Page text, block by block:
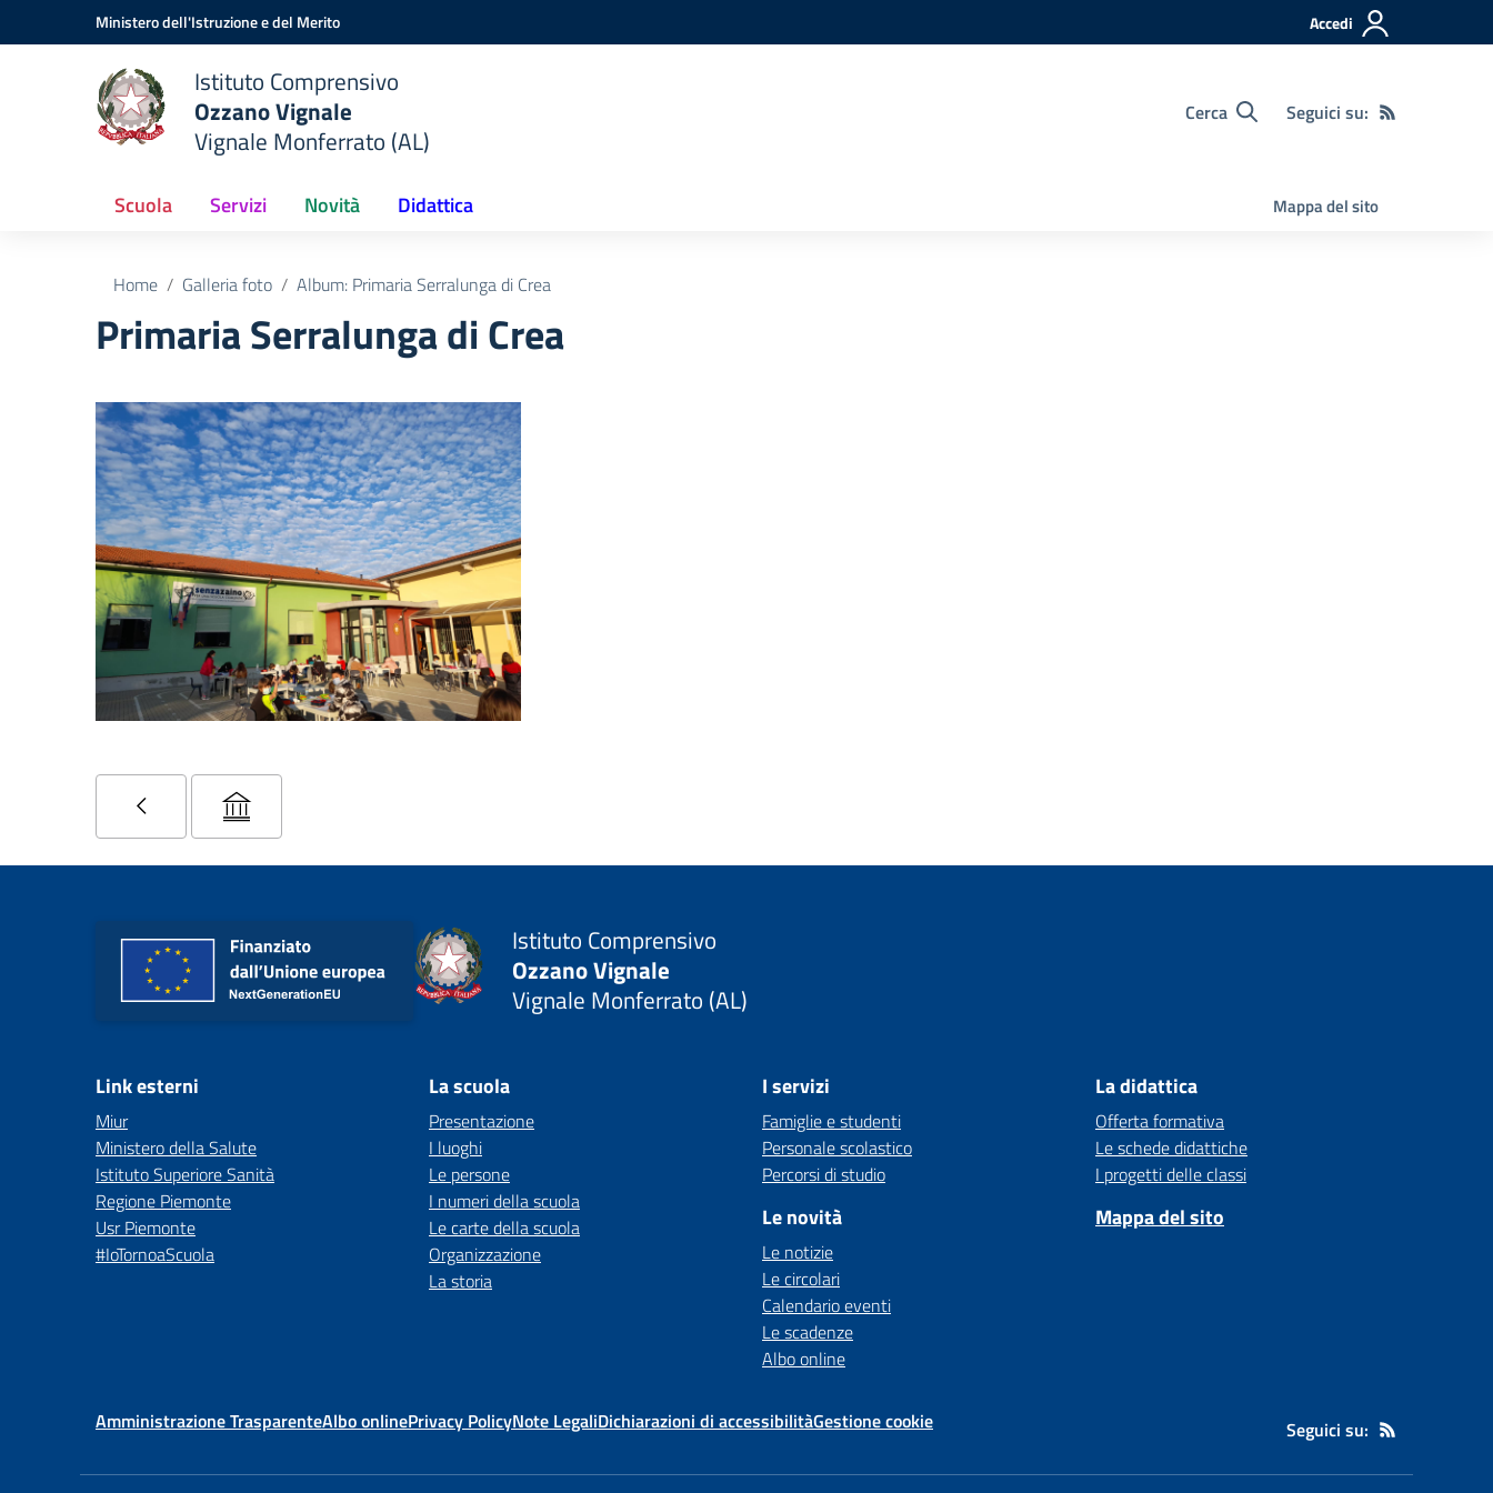
Vai ai contenuti
Vai al menu di navigazioneMinistero dell'Istruzione e del Merito Accedi
Istituto Comprensivo
Ozzano Vignale
Vignale Monferrato (AL)
Cerca Seguici su:
Scuola Servizi Novità Didattica Mappa del sito
Home Galleria foto Album: Primaria Serralunga di Crea
Primaria Serralunga di Crea
Istituto Comprensivo
Ozzano Vignale
Vignale Monferrato (AL)
Link esterni
Miur
Ministero della Salute
Istituto Superiore Sanità
Regione Piemonte
Usr Piemonte
#IoTornoaScuola
La scuola
Presentazione
I luoghi
Le persone
I numeri della scuola
Le carte della scuola
Organizzazione
La storia
I servizi
Famiglie e studenti
Personale scolastico
Percorsi di studio
Le novità
Le notizie
Le circolari
Calendario eventi
Le scadenze
Albo online
La didattica
Offerta formativa
Le schede didattiche
I progetti delle classi
Mappa del sito
Amministrazione TrasparenteAlbo onlinePrivacy PolicyNote LegaliDichiarazioni di accessibilitàGestione cookie Seguici su: